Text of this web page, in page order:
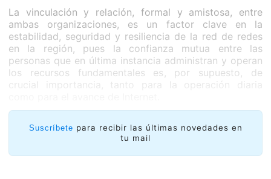
La vinculación y relación, formal y amistosa, entre
ambas organizaciones, es un factor clave en la
estabilidad, seguridad y resiliencia de la red de redes
en la región, pues la confianza mutua entre las
personas que en última instancia administran y operan
los recursos fundamentales es, por supuesto, de
crucial importancia, tanto para la operación diaria
Las reuniones de esta semana hicieron posible la
continuación del fortalecimiento de vínculos, la
conexión de culturas organizacionales y personales, la
valoración de los respectivos trabajos, y la
Suscríbete para recibir las últimas novedades en
tu mail